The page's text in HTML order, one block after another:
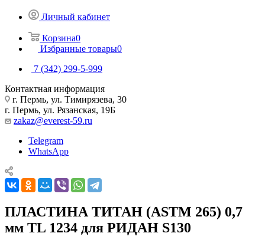
Личный кабинет
Корзина0
Избранные товары0
7 (342) 299-5-999
Контактная информация
г. Пермь, ул. Тимирязева, 30
г. Пермь, ул. Рязанская, 19Б
zakaz@everest-59.ru
Telegram
WhatsApp
ПЛАСТИНА ТИТАН (ASTM 265) 0,7
мм TL 1234 для РИДАН S130